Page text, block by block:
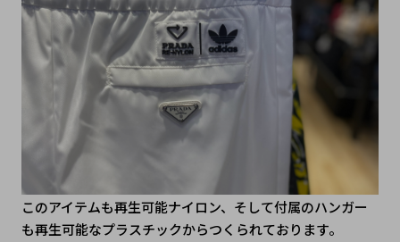
このアイテムも再生可能ナイロン、そして付属のハンガー
も再生可能なプラスチックからつくられております。